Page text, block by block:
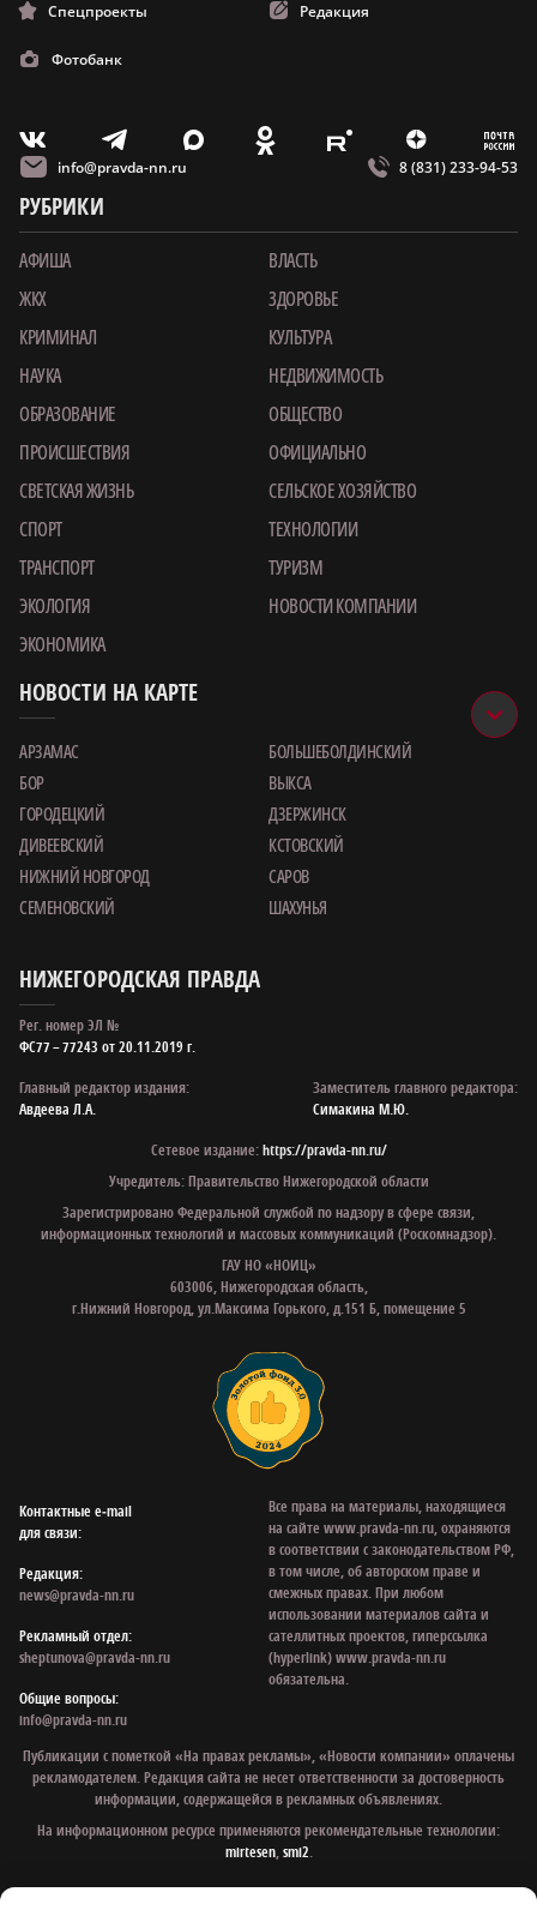
Спецпроекты Редакция
Фотобанк
V T X O E Z m
info@pravda-nn.ru 8 (831) 233-94-53
РУБРИКИ
АФИША
ВЛАСТЬ
ЖКХ
ЗДОРОВЬЕ
КРИМИНАЛ
КУЛЬТУРА
НАУКА
НЕДВИЖИМОСТЬ
ОБРАЗОВАНИЕ
ОБЩЕСТВО
ПРОИСШЕСТВИЯ
ОФИЦИАЛЬНО
СВЕТСКАЯ ЖИЗНЬ
СЕЛЬСКОЕ ХОЗЯЙСТВО
СПОРТ
ТЕХНОЛОГИИ
ТРАНСПОРТ
ТУРИЗМ
ЭКОЛОГИЯ
НОВОСТИ КОМПАНИИ
ЭКОНОМИКА
НОВОСТИ НА КАРТЕ
АРЗАМАС
БОЛЬШЕБОЛДИНСКИЙ
БОР
ВЫКСА
ГОРОДЕЦКИЙ
ДЗЕРЖИНСК
ДИВЕЕВСКИЙ
КСТОВСКИЙ
НИЖНИЙ НОВГОРОД
САРОВ
СЕМЕНОВСКИЙ
ШАХУНЬЯ
НИЖЕГОРОДСКАЯ ПРАВДА
Рег. номер ЭЛ №
ФС77 – 77243 от 20.11.2019 г.
Главный редактор издания:
Авдеева Л.А.
Заместитель главного редактора:
Симакина М.Ю.
Сетевое издание:https://pravda-nn.ru/
Учредитель: Правительство Нижегородской области
Зарегистрировано Федеральной службой по надзору в сфере связи,
информационных технологий и массовых коммуникаций (Роскомнадзор).
ГАУ НО «НОИЦ»
603006, Нижегородская область,
г.Нижний Новгород, ул.Максима Горького, д.151 Б, помещение 5
Контактные e‑mail
для связи:
Редакция:
news@pravda-nn.ru
Рекламный отдел:
sheptunova@pravda-nn.ru
Общие вопросы:
info@pravda-nn.ru
Все права на материалы, находящиеся
на сайте www.pravda-nn.ru, охраняются
в соответствии с законодательством РФ,
в том числе, об авторском праве и
смежных правах. При любом
использовании материалов сайта и
сателлитных проектов, гиперссылка
(hyperlink) www.pravda-nn.ru
обязательна.
Публикации с пометкой «На правах рекламы», «Новости компании» оплачены
рекламодателем. Редакция сайта не несет ответственности за достоверность
информации, содержащейся в рекламных объявлениях.
На информационном ресурсе применяются рекомендательные технологии:
mirtesen,smi2.